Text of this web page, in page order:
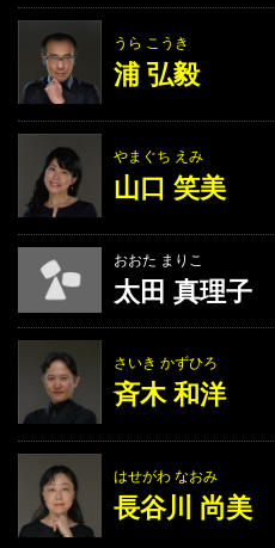
うら こうき
浦 弘毅
やまぐち えみ
山口 笑美
おおた まりこ
太田 真理子
さいき かずひろ
斉木 和洋
はせがわ なおみ
長谷川 尚美